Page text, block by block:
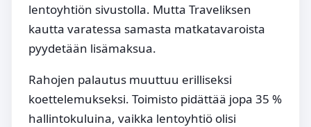
lentoyhtiön sivustolla. Mutta Traveliksen
kautta varatessa samasta matkatavaroista
pyydetään lisämaksua.
Rahojen palautus muuttuu erilliseksi
koettelemukseksi. Toimisto pidättää jopa 35 %
hallintokuluina, vaikka lentoyhtiö olisi